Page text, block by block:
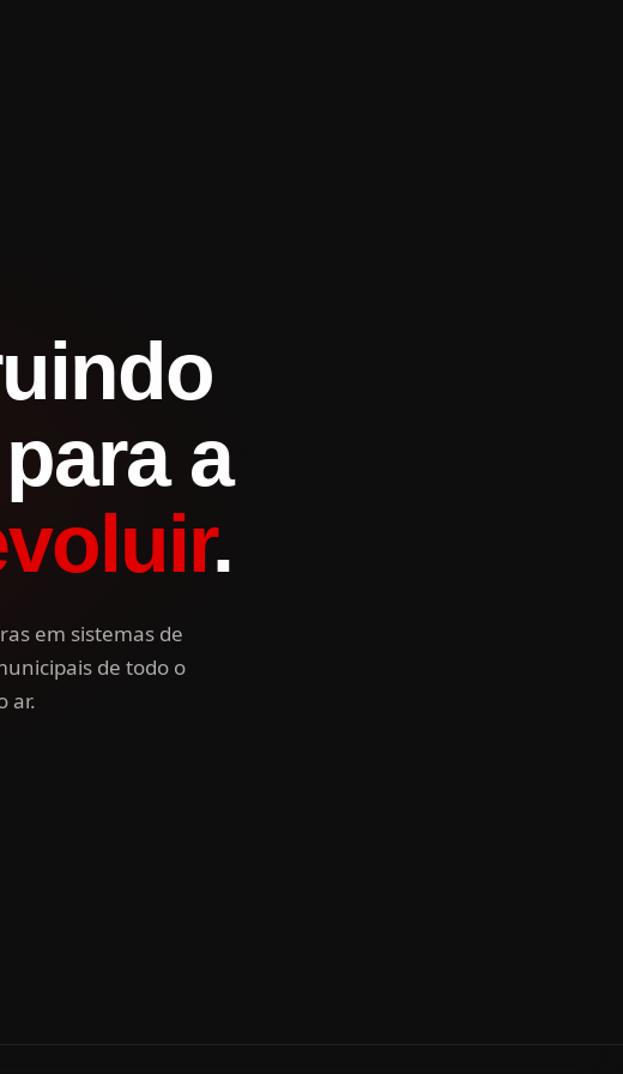
a
.
em sistemas de
de todo o
ar.